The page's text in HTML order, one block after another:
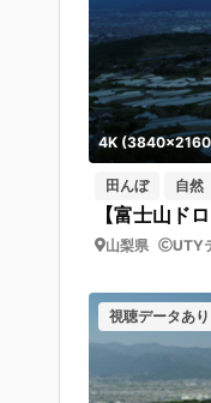
4K
田んぼ 自然
【富士山ド
山梨県 UTY
視聴データあり